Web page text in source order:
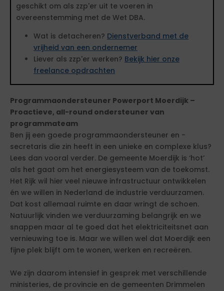
geschikt om als zzp'er uit te voeren in
overeenstemming met de Wet DBA.
Wat is detacheren? Dienstverband met de
vrijheid van een ondernemer
Liever als zzp'er werken? Bekijk hier onze
freelance opdrachten
Programmaondersteuner Powerport Moerdijk –
Proactieve, all-round ondersteuner van
programmateam
Ben jij een goede programmaondersteuner en -
secretaris die zin heeft in een unieke en complexe klus?
Lees dan vooral verder. De gemeente Moerdijk is ‘hot’
als het gaat om het energiesysteem van de toekomst.
Het Rijk wil hier veel nieuwe infrastructuur ontwikkelen
én we willen in Nederland de industrie verduurzamen.
Dat kost allemaal ruimte en daar wringt de schoen.
Natuurlijk vinden we verduurzaming belangrijk en we
snappen maar al te goed dat het elektriciteitsnet aan
vernieuwing toe is. Maar we willen wel dat Moerdijk een
fijne plek blijft om te wonen, werken en recreëren.
We zijn daarom intensief in gesprek met verschillende
ministeries, de provincie en de gemeenten Drimmelen